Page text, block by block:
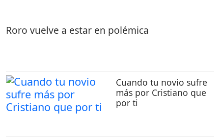
Roro vuelve a estar en polémica
Cuando tu novio sufre
más por Cristiano que
por ti